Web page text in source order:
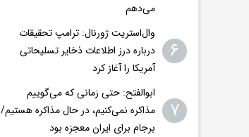
می‌دهم
۶
وال‌استریت ژورنال: ترامپ تحقیقات
درباره درز اطلاعات ذخایر تسلیحاتی
آمریکا را آغاز کرد
۷
ابوالفتح: حتی زمانی که می‌گوییم
مذاکره نمی‌کنیم، در حال مذاکره هستیم/
برجام برای ایران معجزه بود